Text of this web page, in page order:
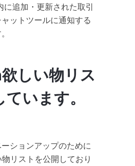
に追加・更新された取引
ットツールに通知する
しい物リス
ています。
ションアップのために
リストを公開しており